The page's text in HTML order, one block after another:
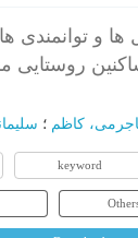
ها و توانمندی
روستایی
کاظم ؛
keyword